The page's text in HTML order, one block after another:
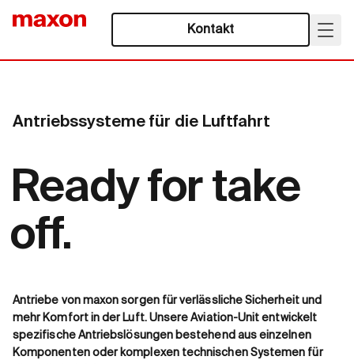
Kontakt
Antriebssysteme für die Luftfahrt
Ready for take
off.
Antriebe von maxon sorgen für verlässliche Sicherheit und
mehr Komfort in der Luft. Unsere Aviation-Unit entwickelt
spezifische Antriebslösungen bestehend aus einzelnen
Komponenten oder komplexen technischen Systemen für